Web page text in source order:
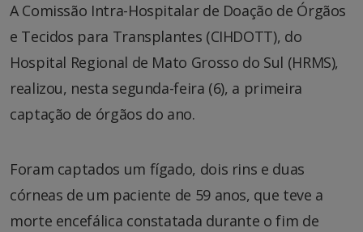
A Comissão Intra-Hospitalar de Doação de Órgãos
e Tecidos para Transplantes (CIHDOTT), do
Hospital Regional de Mato Grosso do Sul (HRMS),
realizou, nesta segunda-feira (6), a primeira
captação de órgãos do ano.
Foram captados um fígado, dois rins e duas
córneas de um paciente de 59 anos, que teve a
morte encefálica constatada durante o fim de